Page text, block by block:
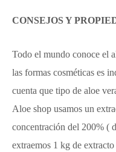
CONSEJOS Y
Todo el mundo conoce el
las formas cosméticas es
cuenta que tipo de aloe
Aloe shop usamos un
concentración del 200% (
extraemos 1 kg de